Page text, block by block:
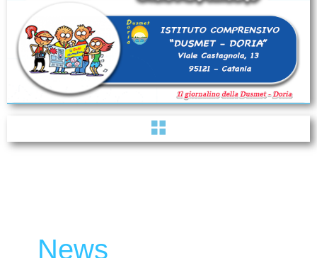
Menu
News